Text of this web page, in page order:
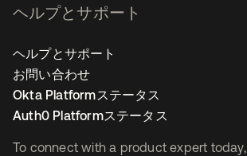
To connect with a product expert today,
ヘルプとサポート
ヘルプとサポート
お問い合わせ
Okta Platformステータス
Auth0 Platformステータス